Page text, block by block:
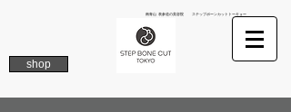
南青山 表参道の美容院 ステップボーンカットトーキョー
shop